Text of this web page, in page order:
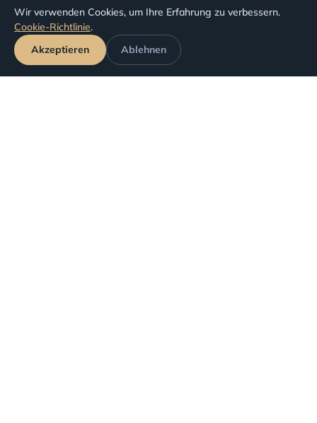
Allgemeine Geschäftsbedingungen
Entschaedigung nach Flughafen
Entschaedigung nach Fluggesellschaft
Antrag verfolgen
Wir verwenden Cookies, um Ihre Erfahrung zu verbessern.
Cookie-Richtlinie.
Akzeptieren
Ablehnen